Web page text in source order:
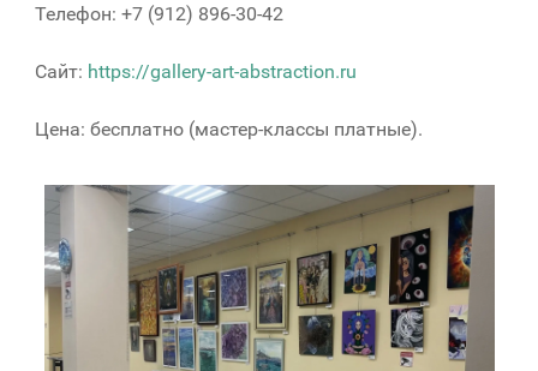
Телефон: +7 (912) 896-30-42
Сайт: https://gallery-art-abstraction.ru
Цена: бесплатно (мастер-классы платные).